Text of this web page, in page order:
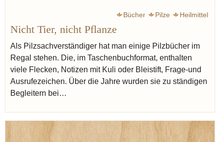
Bücher Pilze Heilmittel
Nicht Tier, nicht Pflanze
Als Pilzsachverständiger hat man einige Pilzbücher im
Regal stehen. Die, im Taschenbuchformat, enthalten
viele Flecken, Notizen mit Kuli oder Bleistift, Frage-und
Ausrufezeichen. Über die Jahre wurden sie zu ständigen
Begleitern bei…